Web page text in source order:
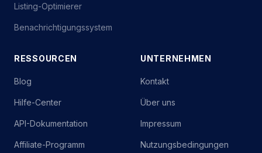
Listing-Optimierer
Benachrichtigungssystem
RESSOURCEN
Blog
Hilfe-Center
API-Dokumentation
Affiliate-Programm
UNTERNEHMEN
Kontakt
Über uns
Impressum
Nutzungsbedingungen